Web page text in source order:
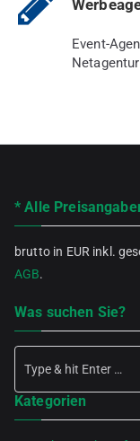
Event-
* Alle
brutto in EUR inkl.
AGB.
Was suchen Sie?
Kategorien